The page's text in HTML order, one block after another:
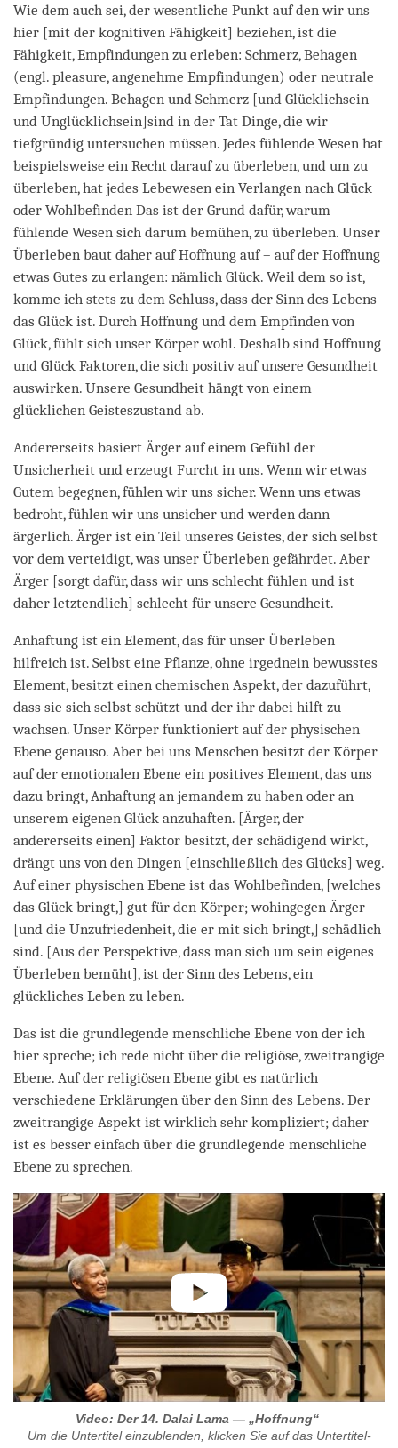
Wie dem auch sei, der wesentliche Punkt auf den wir uns
hier [mit der kognitiven Fähigkeit] beziehen, ist die
Fähigkeit, Empfindungen zu erleben: Schmerz, Behagen
(engl. pleasure, angenehme Empfindungen) oder neutrale
Empfindungen. Behagen und Schmerz [und Glücklichsein
und Unglücklichsein]sind in der Tat Dinge, die wir
tiefgründig untersuchen müssen. Jedes fühlende Wesen hat
beispielsweise ein Recht darauf zu überleben, und um zu
überleben, hat jedes Lebewesen ein Verlangen nach Glück
oder Wohlbefinden Das ist der Grund dafür, warum
fühlende Wesen sich darum bemühen, zu überleben. Unser
Überleben baut daher auf Hoffnung auf – auf der Hoffnung
etwas Gutes zu erlangen: nämlich Glück. Weil dem so ist,
komme ich stets zu dem Schluss, dass der Sinn des Lebens
das Glück ist. Durch Hoffnung und dem Empfinden von
Glück, fühlt sich unser Körper wohl. Deshalb sind Hoffnung
und Glück Faktoren, die sich positiv auf unsere Gesundheit
auswirken. Unsere Gesundheit hängt von einem
glücklichen Geisteszustand ab.
Andererseits basiert Ärger auf einem Gefühl der
Unsicherheit und erzeugt Furcht in uns. Wenn wir etwas
Gutem begegnen, fühlen wir uns sicher. Wenn uns etwas
bedroht, fühlen wir uns unsicher und werden dann
ärgerlich. Ärger ist ein Teil unseres Geistes, der sich selbst
vor dem verteidigt, was unser Überleben gefährdet. Aber
Ärger [sorgt dafür, dass wir uns schlecht fühlen und ist
daher letztendlich] schlecht für unsere Gesundheit.
Anhaftung ist ein Element, das für unser Überleben
hilfreich ist. Selbst eine Pflanze, ohne irgednein bewusstes
Element, besitzt einen chemischen Aspekt, der dazuführt,
dass sie sich selbst schützt und der ihr dabei hilft zu
wachsen. Unser Körper funktioniert auf der physischen
Ebene genauso. Aber bei uns Menschen besitzt der Körper
auf der emotionalen Ebene ein positives Element, das uns
dazu bringt, Anhaftung an jemandem zu haben oder an
unserem eigenen Glück anzuhaften. [Ärger, der
andererseits einen] Faktor besitzt, der schädigend wirkt,
drängt uns von den Dingen [einschließlich des Glücks] weg.
Auf einer physischen Ebene ist das Wohlbefinden, [welches
das Glück bringt,] gut für den Körper; wohingegen Ärger
[und die Unzufriedenheit, die er mit sich bringt,] schädlich
sind. [Aus der Perspektive, dass man sich um sein eigenes
Überleben bemüht], ist der Sinn des Lebens, ein
glückliches Leben zu leben.
Das ist die grundlegende menschliche Ebene von der ich
hier spreche; ich rede nicht über die religiöse, zweitrangige
Ebene. Auf der religiösen Ebene gibt es natürlich
verschiedene Erklärungen über den Sinn des Lebens. Der
zweitrangige Aspekt ist wirklich sehr kompliziert; daher
ist es besser einfach über die grundlegende menschliche
Ebene zu sprechen.
Video: Der 14. Dalai Lama — „Hoffnung“
Um die Untertitel einzublenden, klicken Sie auf das Untertitel-